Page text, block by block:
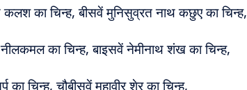
कलश का चिन्ह, बीसवें मुनिसुव्रत नाथ कछुए का चिन्ह,
का चिन्ह, बाइसवें नेमीनाथ शंख का चिन्ह,
का चिन्ह, चौबीसवें महावीर शेर का चिन्ह,